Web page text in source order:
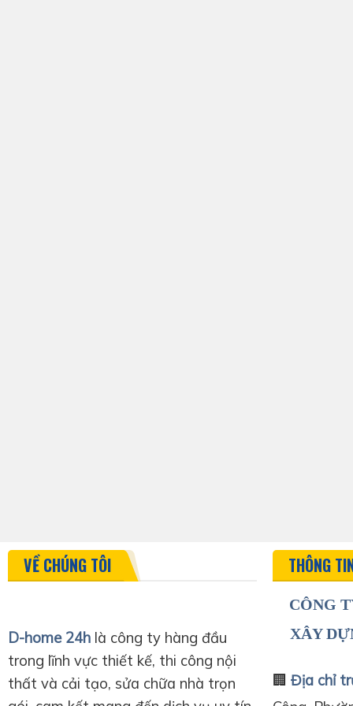
VỀ CHÚNG TÔI
D-home 24h là công ty hàng đầu
trong lĩnh vực thiết kế, thi công nội
thất và cải tạo, sửa chữa nhà trọn
THÔNG
CÔNG
XÂY
🏢 Địa chỉ